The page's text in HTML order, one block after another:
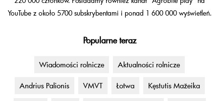
YouTube z około 5700 subskrybentami i ponad 1 600 000 wyświetleń.
Popularne teraz
Wiadomości rolnicze Aktualności rolnicze
Andrius Palionis VMVT Łotwa Kęstutis Mažeika